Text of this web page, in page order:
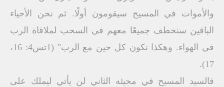
والأموات في المسيح سيقومون أولًا. ثم نحن الأحياء
الباقين سنخطف جميعًا معهم في السحب لملاقاة الرب
في الهواء. وهكذا نكون كل حين مع الرب" (1تس4: 16،
17).
فالسيد المسيح في مجيئه الثاني لن يأتي ليملك على